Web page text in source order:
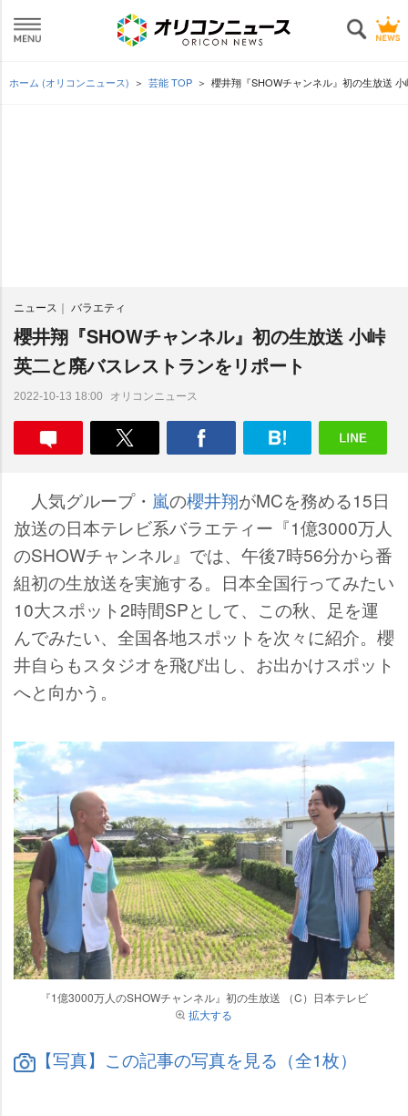
ホーム (オリコンニュース) 芸能 TOP 櫻井翔『SHOWチャンネル』初の生放送
ニュース バラエティ
櫻井翔『SHOWチャンネル』初の生放送 小峠
英二と廃バスレストランをリポート
2022-10-13 18:00 オリコンニュース
人気グループ・ 嵐の櫻井翔がMCを務める15日
放送の日本テレビ系バラエティー『1億3000万人
のSHOWチャンネル』では、午後7時56分から番
組初の生放送を実施する。日本全国行ってみたい
10大スポット2時間SPとして、この秋、足を運
んでみたい、全国各地スポットを次々に紹介。櫻
井自らもスタジオを飛び出し、お出かけスポット
へと向かう。
『1億3000万人のSHOWチャンネル』初の生放送 （C）日本テレビ
拡大する
【写真】この記事の写真を見る（全1枚）